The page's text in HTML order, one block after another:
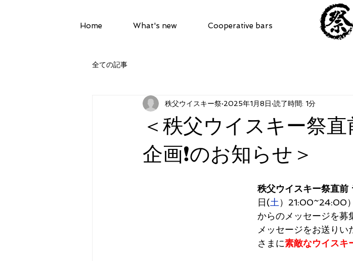
Home What's new Cooperative bars
全ての記事
＜秩父ウイスキー祭
企画❗️のお知らせ＞
秩父ウイスキー祭 2025年1月8日 読了時間: 1分
秩父ウイスキー祭直前
日(土 ）21:00~24:00
からのメッセージを募
メッセージをお送り
さまに素敵なウイスキ